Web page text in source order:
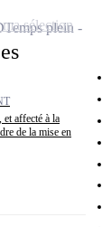
et affecté à la
de la mise en
Temps plein
sélection